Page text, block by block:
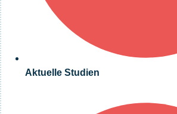
Aktuelle Studien